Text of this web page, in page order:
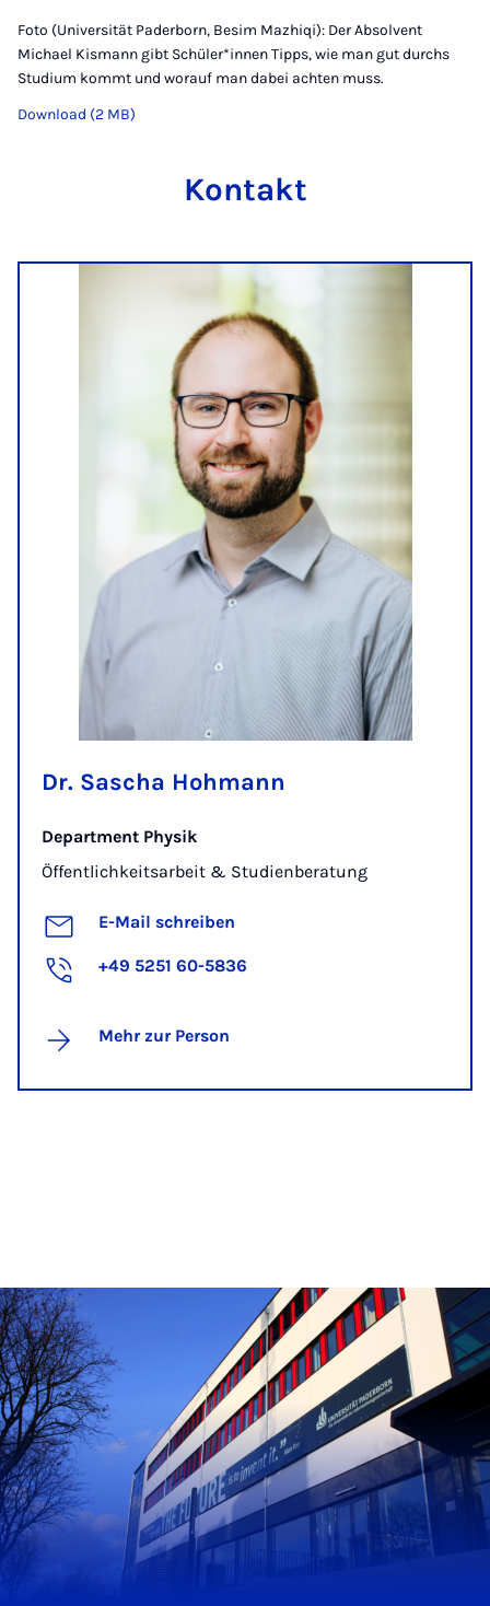
Foto (Universität Paderborn, Besim Mazhiqi): Der Absolvent
Michael Kismann gibt Schüler*innen Tipps, wie man gut durchs
Studium kommt und worauf man dabei achten muss.
Download (2 MB)
Kontakt
Dr. Sascha Hohmann
Department Physik
Öffentlichkeitsarbeit & Studienberatung
E-Mail schreiben
+49 5251 60-5836
Mehr zur Person